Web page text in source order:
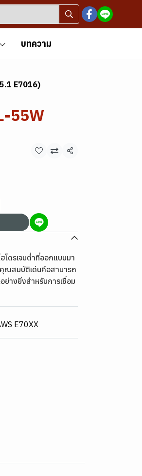
บทความ
E7016)
55W
แชร์
โดรเจนต่ำที่ออกแบบมา
ณสมบัติเด่นคือสามารถ
ย่างยิ่งสำหรับการเชื่อม
E70XX